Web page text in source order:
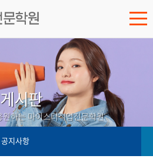
게시판
원하는 마이스터직업전문학원
공지사항